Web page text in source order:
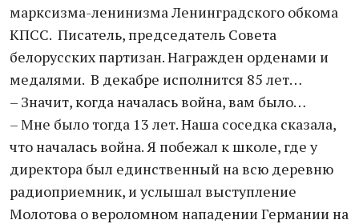
марксизма-ленинизма Ленинградского обкома
КПСС. Писатель, председатель Совета
белорусских партизан. Награжден орденами и
медалями. В декабре исполнится 85 лет…
– Значит, когда началась война, вам было…
– Мне было тогда 13 лет. Наша соседка сказала,
что началась война. Я побежал к школе, где у
директора был единственный на всю деревню
радиоприемник, и услышал выступление
Молотова о вероломном нападении Германии на